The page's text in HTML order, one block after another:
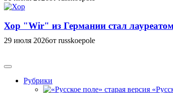
Хор "Wir" из Германии стал
29 июля 2026от russkoepole
Рубрики